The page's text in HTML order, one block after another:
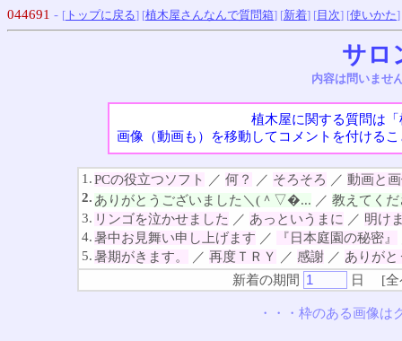
044691 - [ トップに戻る] [植木屋さんなんで質問箱] [新着] [目次] [使いかた]
サ
内容は問いませ
植木屋に関する質問は
画像（動画も）を移動してコメントを付ける
1.PCの役立つソフト ／ 何？ ／ そろそろ ／ 動画と
2. ありがとうございました＼(＾▽�... ／ 教えてくだ
3. リンゴを泣かせました ／ あっというまに ／ 明け
4.暑中お見舞い申し上げます ／ 『日本庭園の秘密』
5.暑期がきます。 ／ 再度ＴＲＹ ／ 感謝 ／ ありが
新着の期間
日 [全
・・・枠のある画像は